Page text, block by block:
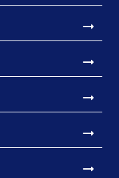
arrow_right_alt
arrow_right_alt
arrow_right_alt
arrow_right_alt
arrow_right_alt